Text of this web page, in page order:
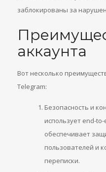
заблокированы за
аккаунта
Вот несколько
Telegram:
Безопасность и
использует end-
обеспечивает
пользователей и
переписки.